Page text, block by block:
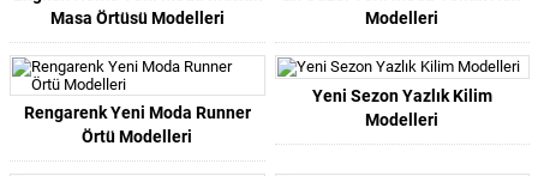
Masa Örtüsü Modelleri
Modelleri
Rengarenk Yeni Moda Runner
Örtü Modelleri
Yeni Sezon Yazlık Kilim
Modelleri